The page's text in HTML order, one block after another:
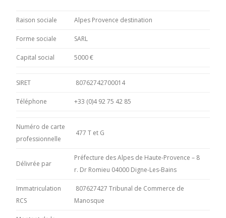
Raison sociale Alpes Provence destination
Forme sociale SARL
Capital social 5000 €
SIRET 80762742700014
Téléphone +33 (0)4 92 75 42 85
Numéro de carte
professionnelle
477 T et G
Délivrée par
Préfecture des Alpes de Haute-Provence – 8
r. Dr Romieu 04000 Digne-Les-Bains
Immatriculation
RCS
807627427 Tribunal de Commerce de
Manosque